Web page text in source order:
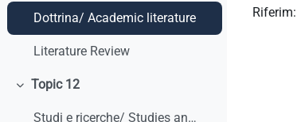
Dottrina/ Academic literature
Literature Review
Minimizza
Topic 12
Studi e ricerche/ Studies and research
Riferim: